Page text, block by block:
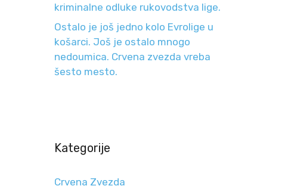
kriminalne odluke rukovodstva lige.
Ostalo je još jedno kolo Evrolige u
košarci. Još je ostalo mnogo
nedoumica. Crvena zvezda vreba
šesto mesto.
Kategorije
Crvena Zvezda